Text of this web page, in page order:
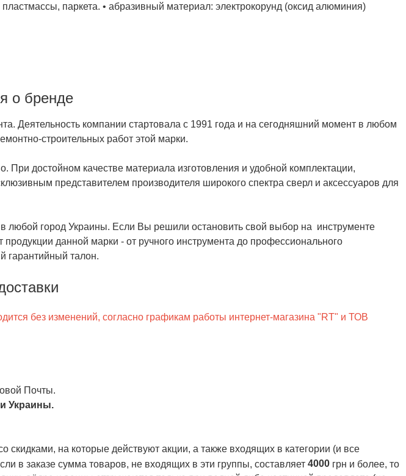
паркета. • абразивный материал: электрокорунд (оксид алюминия)
о бренде
Деятельность компании стартовала с 1991 года и на сегодняшний момент в любом
строительных работ этой марки.
При достойном качестве материала изготовления и удобной комплектации,
представителем производителя широкого спектра сверл и аксессуаров для
город Украины. Если Вы решили остановить свой выбор на инструменте
данной марки - от ручного инструмента до профессионального
гарантийный талон.
без изменений, согласно графикам работы интернет-магазина "RT" и ТОВ
Почты.
Украины.
скидками, на которые действуют акции, а также входящих в категории (и все
в заказе сумма товаров, не входящих в эти группы, составляет 4000 грн и более, то